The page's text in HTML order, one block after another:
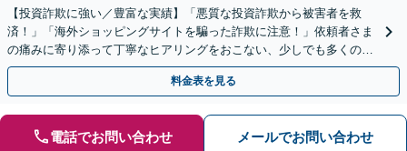
【投資詐欺に強い／豊富な実績】「悪質な投資詐欺から被害者を救
済！」「海外ショッピングサイトを騙った詐欺に注意！」依頼者さま
の痛みに寄り添って丁寧なヒアリングをおこない、少しでも多くの返
金が得られるよう尽力します！
料金表を見る
電話でお問い合わせ メールでお問い合わせ